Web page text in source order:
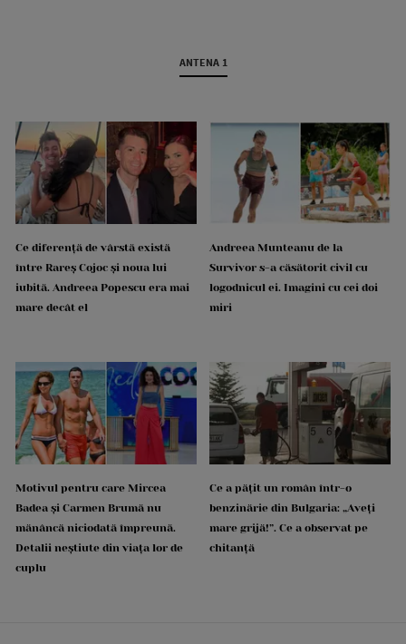
ANTENA 1
Ce diferență de vârstă există
între Rareș Cojoc și noua lui
iubită. Andreea Popescu era mai
mare decât el
Andreea Munteanu de la
Survivor s-a căsătorit civil cu
logodnicul ei. Imagini cu cei doi
miri
Motivul pentru care Mircea
Badea și Carmen Brumă nu
mănâncă niciodată împreună.
Detalii neștiute din viața lor de
cuplu
Ce a pățit un român într-o
benzinărie din Bulgaria: „Aveți
mare grijă!”. Ce a observat pe
chitanță